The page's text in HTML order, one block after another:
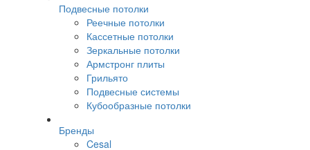
Подвесные потолки
Реечные потолки
Кассетные потолки
Зеркальные потолки
Армстронг плиты
Грильято
Подвесные системы
Кубообразные потолки
Бренды
Cesal